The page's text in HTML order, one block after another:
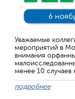
Уважаемые
мероприятий в
внимания
менее 10 случаев
подробнее